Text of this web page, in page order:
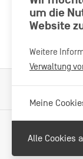
Mit
um die
Website
Weitere
Verwaltung
Meine
Alle Cookies